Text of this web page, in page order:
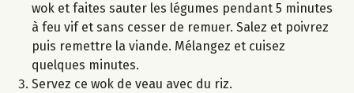
wok et faites sauter les légumes pendant 5 minutes
à feu vif et sans cesser de remuer. Salez et poivrez
puis remettre la viande. Mélangez et cuisez
quelques minutes.
Servez ce wok de veau avec du riz.